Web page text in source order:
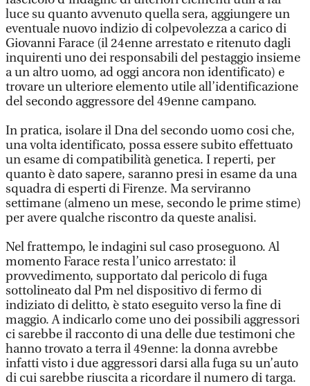
luce su quanto avvenuto quella sera, aggiungere un
eventuale nuovo indizio di colpevolezza a carico di
Giovanni Farace (il 24enne arrestato e ritenuto dagli
inquirenti uno dei responsabili del pestaggio insieme
a un altro uomo, ad oggi ancora non identificato) e
trovare un ulteriore elemento utile all’identificazione
del secondo aggressore del 49enne campano.
In pratica, isolare il Dna del secondo uomo cosi che,
una volta identificato, possa essere subito effettuato
un esame di compatibilità genetica. I reperti, per
quanto è dato sapere, saranno presi in esame da una
squadra di esperti di Firenze. Ma serviranno
settimane (almeno un mese, secondo le prime stime)
per avere qualche riscontro da queste analisi.
Nel frattempo, le indagini sul caso proseguono. Al
momento Farace resta l’unico arrestato: il
provvedimento, supportato dal pericolo di fuga
sottolineato dal Pm nel dispositivo di fermo di
indiziato di delitto, è stato eseguito verso la fine di
maggio. A indicarlo come uno dei possibili aggressori
ci sarebbe il racconto di una delle due testimoni che
hanno trovato a terra il 49enne: la donna avrebbe
infatti visto i due aggressori darsi alla fuga su un’auto
di cui sarebbe riuscita a ricordare il numero di targa.